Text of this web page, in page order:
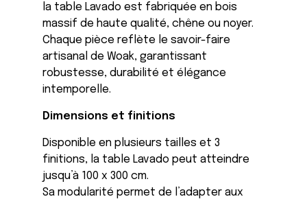
la table Lavado est fabriquée en bois
massif de haute qualité, chêne ou noyer.
Chaque pièce reflète le savoir-faire
artisanal de Woak, garantissant
robustesse, durabilité et élégance
intemporelle.
Dimensions et finitions
Disponible en plusieurs tailles et 3
finitions, la table Lavado peut atteindre
jusqu’à 100 x 300 cm.
Sa modularité permet de l’adapter aux